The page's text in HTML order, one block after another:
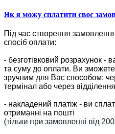
Як я можу сплатити своє
Під час створення
спосіб оплати:
- безготівковий розрахунок -
та суму до оплати. Ви
зручним для Вас способом:
термінал або через
- накладений платіж - ви
отриманні на пошті
(тільки при замовленні від